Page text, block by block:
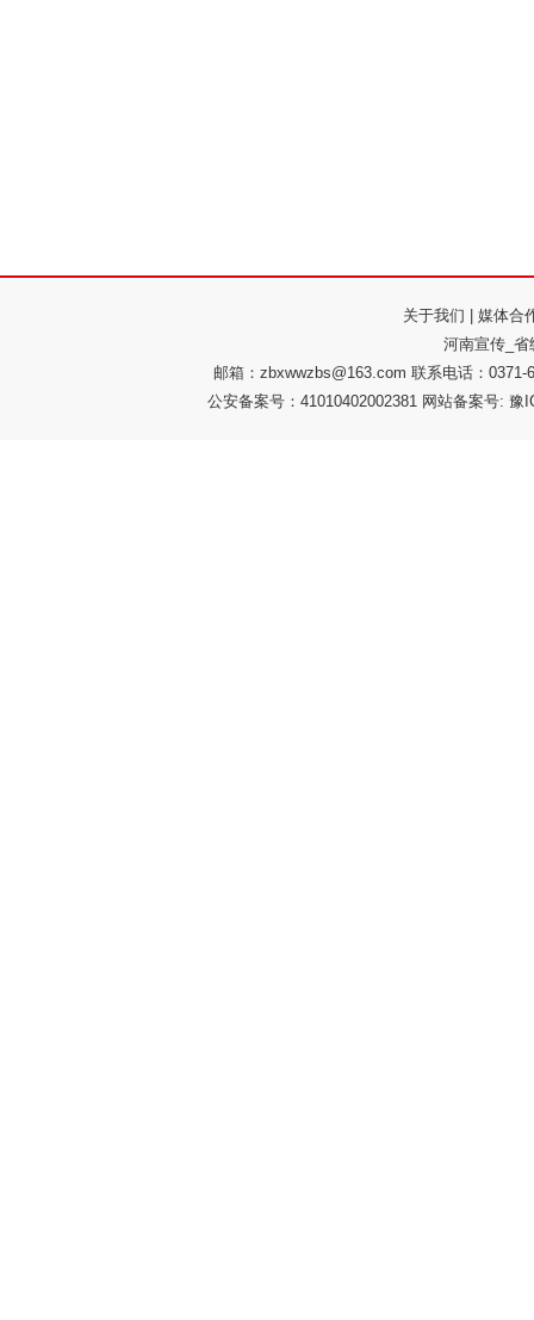
关于我们
媒体合
河南宣传_省
邮箱：zbxwwzbs@163.com 联系电话：
公安备案号：41010402002381 网站备案号: